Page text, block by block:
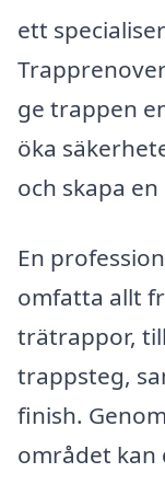
ett
ge trappen
öka
och skapa
En
omfatta allt
trätrappor,
trappsteg,
finish.
området kan